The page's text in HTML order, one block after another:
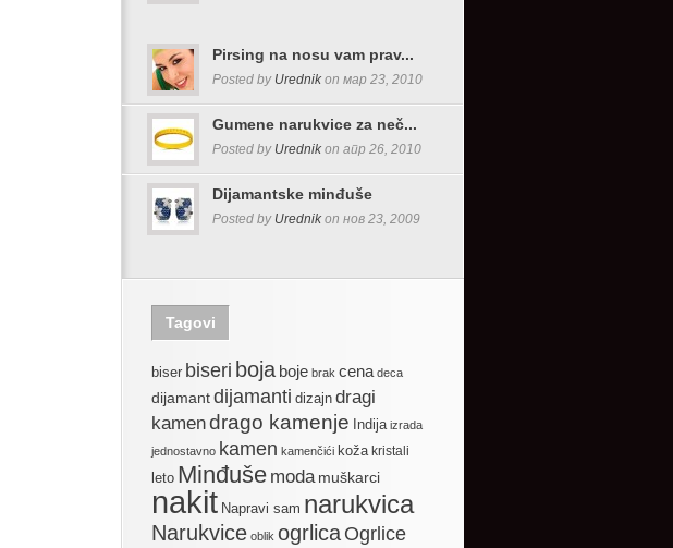
Pirsing na nosu vam prav...
Posted by Urednik on мар 23, 2010
Gumene narukvice za neč...
Posted by Urednik on апр 26, 2010
Dijamantske minđuše
Posted by Urednik on нов 23, 2009
Tagovi
biser biseri boja boje brak cena deca
dijamantdijamanti dizajn dragi
kamendrago kamenje Indija izrada
jednostavno kamen kamenčići koža kristali
leto Minđuše moda muškarci
nakit Napravi sam narukvica
Narukvice oblik ogrlicaOgrlice